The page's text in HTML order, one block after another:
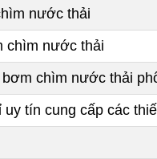
nước thải
chìm nước thải
chìm nước thải
tín cung cấp các